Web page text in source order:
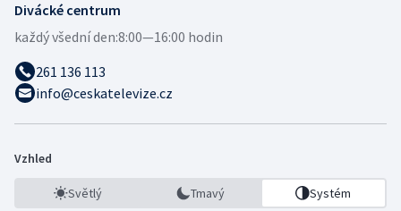
Divácké centrum
každý všední den:8:00—16:00 hodin
261 136 113
info@ceskatelevize.cz
Vzhled
Světlý Tmavý Systém